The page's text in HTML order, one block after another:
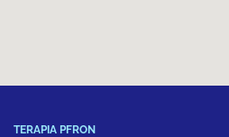
TERAPIA PFRON